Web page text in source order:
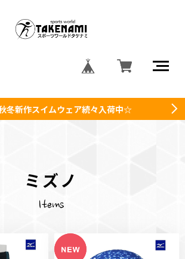
冬新作スイムウェア続々入荷中☆
ミズノ
Items